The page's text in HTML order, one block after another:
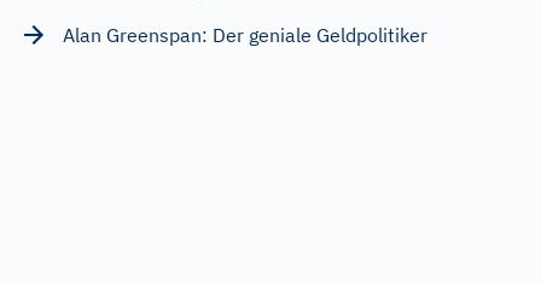
Alan Greenspan: Der geniale Geldpolitiker